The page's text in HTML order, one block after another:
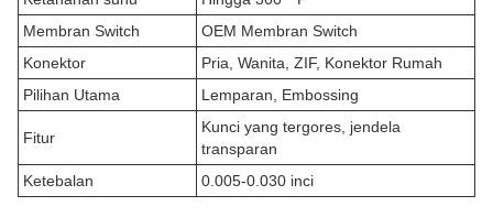
Membran Switch
OEM Membran Switch
Konektor
Pria, Wanita, ZIF, Konektor Rumah
Pilihan Utama
Lemparan, Embossing
Fitur
Kunci yang tergores, jendela
transparan
Ketebalan
0.005-0.030 inci